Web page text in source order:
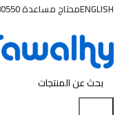
ENGLISHمحتاج مساعدة 01022630550 02